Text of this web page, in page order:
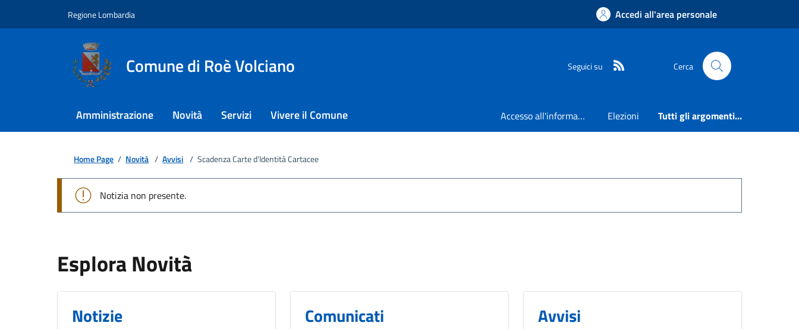
Regione Lombardia Accedi all'area personale
Comune di Roè Volciano Seguici su Cerca
Amministrazione Novità Servizi Vivere il Comune Accesso all'informazione Elezioni Tutti gli argomenti...
Home Page / Novità / Avvisi / Scadenza Carte d'Identità Cartacee
Notizia non presente.
Esplora Novità
Notizie Comunicati Avvisi